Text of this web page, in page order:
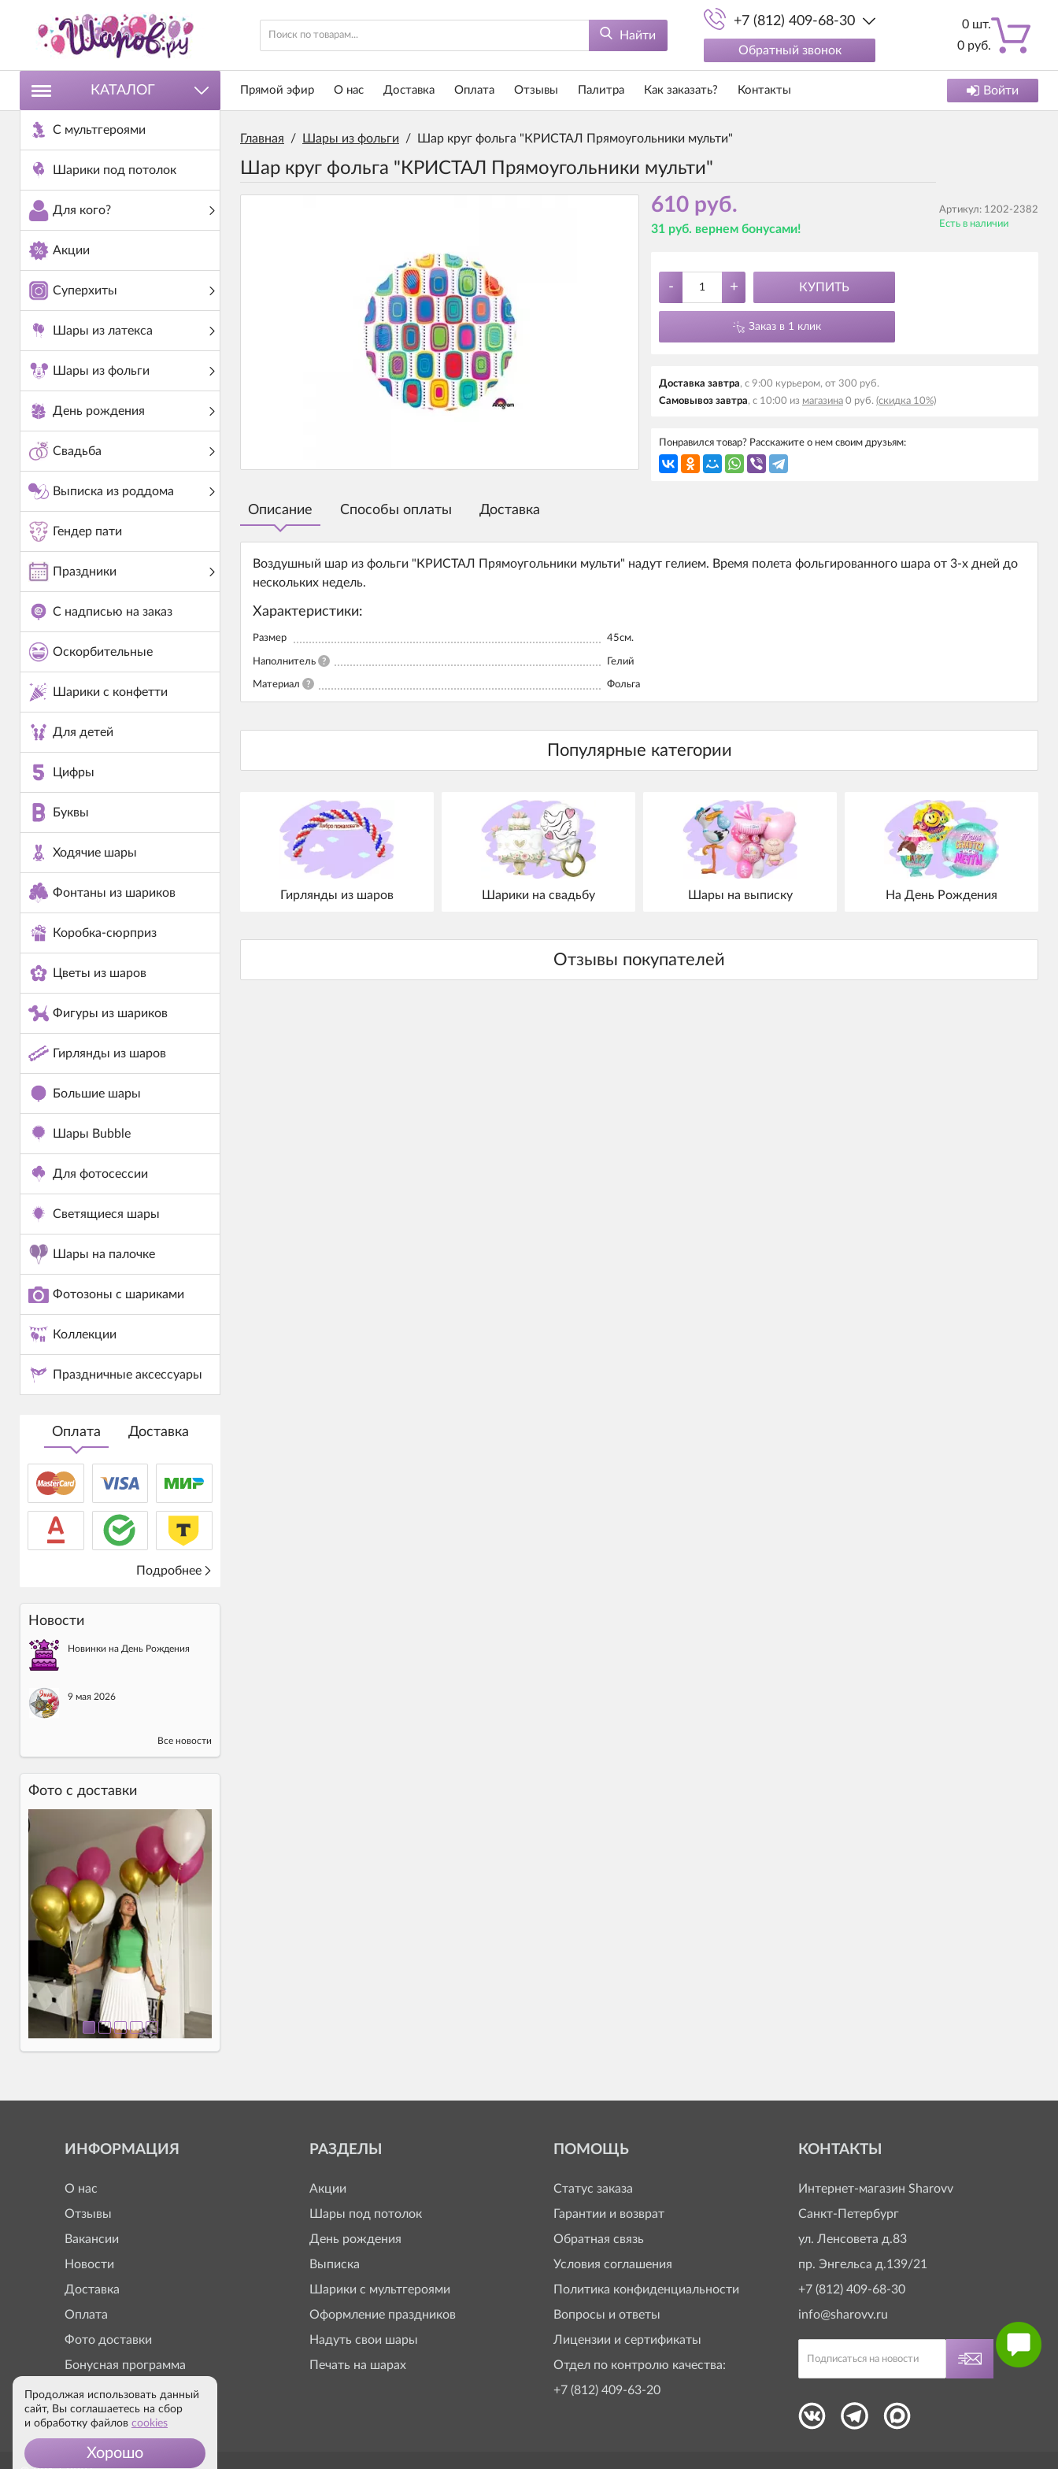
Найти
+7 (812) 409-68-30
Обратный звонок
0 шт.
0 руб.
КАТАЛОГ
С мультгероями
Шарики под потолок
Для кого?
Акции
Суперхиты
Шары из латекса
Шары из фольги
День рождения
Свадьба
Выписка из роддома
Гендер пати
Праздники
С надписью на заказ
Оскорбительные
Шарики с конфетти
Для детей
Цифры
Буквы
Ходячие шары
Фонтаны из шариков
Коробка-сюрприз
Цветы из шаров
Фигуры из шариков
Гирлянды из шаров
Большие шары
Шары Bubble
Для фотосессии
Светящиеся шары
Шары на палочке
Фотозоны с шариками
Коллекции
Праздничные аксессуары
Оплата Доставка
Подробнее
Новости
Новинки на День Рождения
9 мая 2026
Все новости
Фото c доставки
Прямой эфир О нас Доставка Оплата Отзывы Палитра Как заказать? Контакты Войти
Главная / Шары из фольги / Шар круг фольга "КРИСТАЛ Прямоугольники мульти"
Шар круг фольга "КРИСТАЛ Прямоугольники мульти"
610 руб.
31 руб. вернем бонусами!
Артикул: 1202-2382
Есть в наличии
- + КУПИТЬ
Заказ в 1 клик
Доставка завтра, с 9:00 курьером, от 300 руб.
Самовывоз завтра, с 10:00 из магазина 0 руб. (скидка 10%)
Понравился товар? Расскажите о нем своим друзьям:
Описание Способы оплаты Доставка
Воздушный шар из фольги "КРИСТАЛ Прямоугольники мульти" надут гелием. Время полета фольгированного шара от 3-х дней до
нескольких недель.
Характеристики:
Размер 45см.
Наполнитель ? Гелий
Материал ? Фольга
Гирлянды из шаров Шарики на свадьбу Шары на выписку На День Рождения
ИНФОРМАЦИЯ
О нас
Отзывы
Вакансии
Новости
Доставка
Оплата
Фото доставки
Бонусная программа
РАЗДЕЛЫ
Акции
Шары под потолок
День рождения
Выписка
Шарики с мультгероями
Оформление праздников
Надуть свои шары
Печать на шарах
ПОМОЩЬ
Статус заказа
Гарантии и возврат
Обратная связь
Условия соглашения
Политика конфиденциальности
Вопросы и ответы
Лицензии и сертификаты
Отдел по контролю качества:
+7 (812) 409-63-20
КОНТАКТЫ
Интернет-магазин Sharovv
Санкт-Петербург
ул. Ленсовета д.83
пр. Энгельса д.139/21
+7 (812) 409-68-30
info@sharovv.ru
Продолжая использовать данный
сайт, Вы соглашаетесь на сбор
и обработку файлов cookies
Хорошо